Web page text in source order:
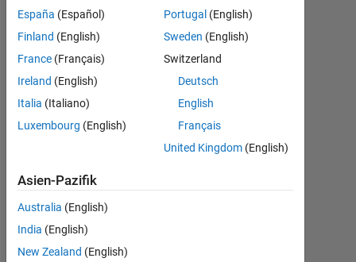
MATLAB Answers
BEITRÄGE
0
3
España (Español)
Finland (English)
France (Français)
Ireland (English)
Italia (Italiano)
Luxembourg (English)
Portugal (English)
Sweden (English)
Switzerland
Deutsch
English
Français
United Kingdom (English)
Asien-Pazifik
Australia (English)
India (English)
New Zealand (English)